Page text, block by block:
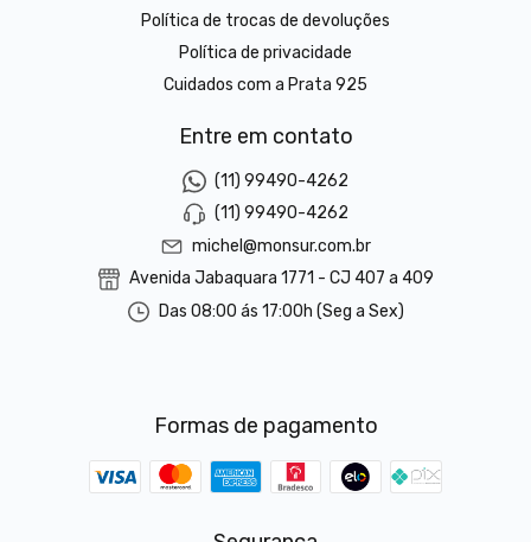
Política de trocas de devoluções
Política de privacidade
Cuidados com a Prata 925
Entre em contato
(11) 99490-4262
(11) 99490-4262
michel@monsur.com.br
Avenida Jabaquara 1771 - CJ 407 a 409
Das 08:00 ás 17:00h (Seg a Sex)
Formas de pagamento